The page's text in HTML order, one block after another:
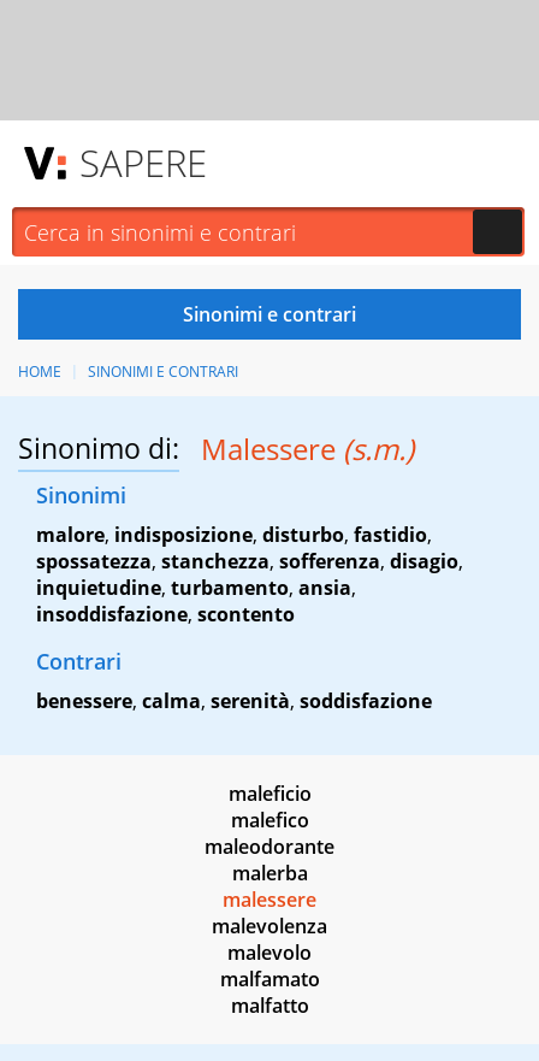
SAPERE
HOME SINONIMI E CONTRARI
Sinonimo di: Malessere (s.m.)
Sinonimi
malore, indisposizione, disturbo, fastidio,
spossatezza, stanchezza, sofferenza, disagio,
inquietudine, turbamento, ansia,
insoddisfazione, scontento
Contrari
benessere, calma, serenità, soddisfazione
maleficio
malefico
maleodorante
malerba
malessere
malevolenza
malevolo
malfamato
malfatto